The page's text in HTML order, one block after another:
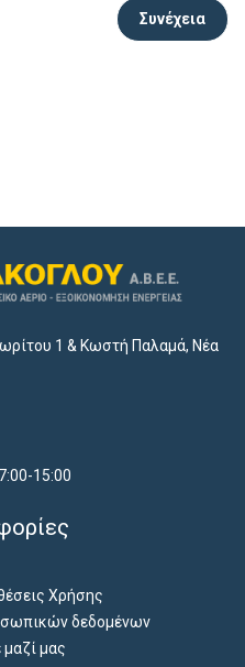
Συνέχεια
1 & Κωστή Παλαμά, Νέα
15:00
Χρήσης
δεδομένων
μας